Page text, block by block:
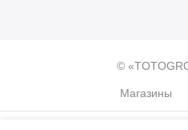
©
Магазины